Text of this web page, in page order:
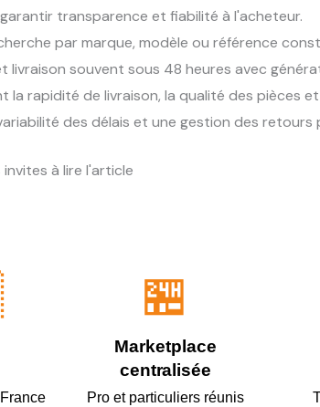
transparence et fiabilité à l'acheteur.
par marque, modèle ou référence
livraison souvent sous 48 heures avec
la rapidité de livraison, la qualité des pièces
des délais et une gestion des retours
à lire l'article
🏪
Marketplace
centralisée
Pro et particuliers réunis